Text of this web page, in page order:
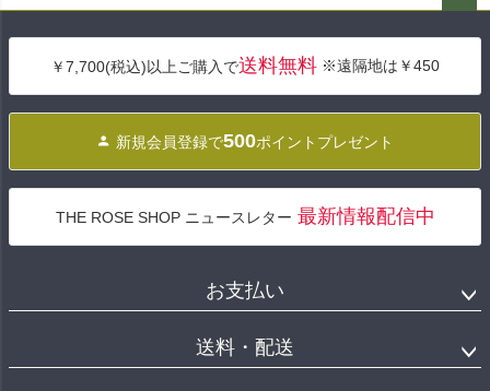
へ
￥7,700(税込)以上ご購入で送料無料 ※遠隔地は￥450
新規会員登録で500ポイントプレゼント
THE ROSE SHOP ニュースレター 最新情報配信中
お支払い
送料・配送